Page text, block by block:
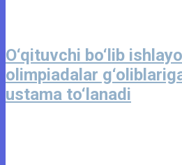
O‘qituvchi bo‘lib
olimpiadalar
ustama to‘lanadi